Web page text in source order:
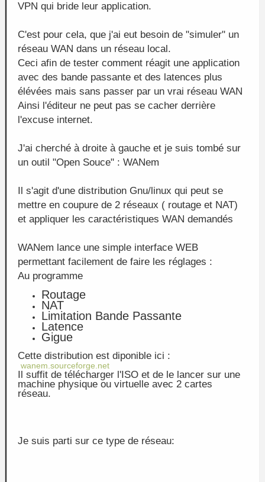
VPN qui bride leur application.
C'est pour cela, que j'ai eut besoin de "simuler" un
réseau WAN dans un réseau local.
Ceci afin de tester comment réagit une application
avec des bande passante et des latences plus
élévées mais sans passer par un vrai réseau WAN
Ainsi l'éditeur ne peut pas se cacher derrière
l'excuse internet.
J'ai cherché à droite à gauche et je suis tombé sur
un outil "Open Souce" : WANem
Il s'agit d'une distribution Gnu/linux qui peut se
mettre en coupure de 2 réseaux ( routage et NAT)
et appliquer les caractéristiques WAN demandés
WANem lance une simple interface WEB
permettant facilement de faire les réglages :
Au programme
Routage
NAT
Limitation Bande Passante
Latence
Gigue
Cette distribution est diponible ici :
wanem.sourceforge.net
Il suffit de télécharger l'ISO et de le lancer sur une
machine physique ou virtuelle avec 2 cartes
réseau.
Je suis parti sur ce type de réseau: